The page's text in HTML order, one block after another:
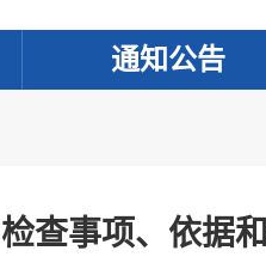
通知公告
检查事项、依据